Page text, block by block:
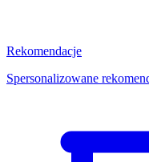
Rekomendacje
Spersonalizowane